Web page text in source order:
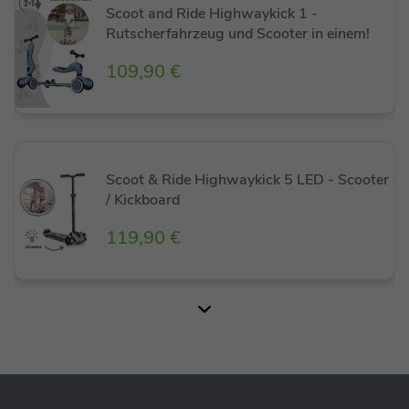
und dafür sorgt, dass kleine Fahrer stets im Blickfeld
sind.
Die Farbgestaltung ist perfekt auf die stylishen
Farben der Highwaykick 1 Scooter-Serie
Scoot and Ride Highwaykick 1 -
Rutscherfahrzeug und Scooter in einem!
109,90 €
Scoot & Ride Highwaykick 5 LED - Scooter
/ Kickboard
119,90 €